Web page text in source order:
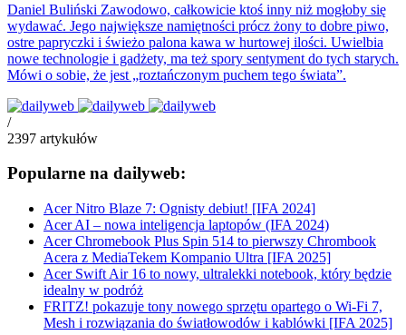
Daniel Buliński Zawodowo, całkowicie ktoś inny niż mogłoby się
wydawać. Jego największe namiętności prócz żony to dobre piwo,
ostre papryczki i świeżo palona kawa w hurtowej ilości. Uwielbia
nowe technologie i gadżety, ma też spory sentyment do tych starych.
Mówi o sobie, że jest „roztańczonym puchem tego świata”.
/
2397 artykułów
Popularne na dailyweb:
Acer Nitro Blaze 7: Ognisty debiut! [IFA 2024]
Acer AI – nowa inteligencja laptopów (IFA 2024)
Acer Chromebook Plus Spin 514 to pierwszy Chrombook
Acera z MediaTekem Kompanio Ultra [IFA 2025]
Acer Swift Air 16 to nowy, ultralekki notebook, który będzie
idealny w podróż
FRITZ! pokazuje tony nowego sprzętu opartego o Wi-Fi 7,
Mesh i rozwiązania do światłowodów i kablówki [IFA 2025]